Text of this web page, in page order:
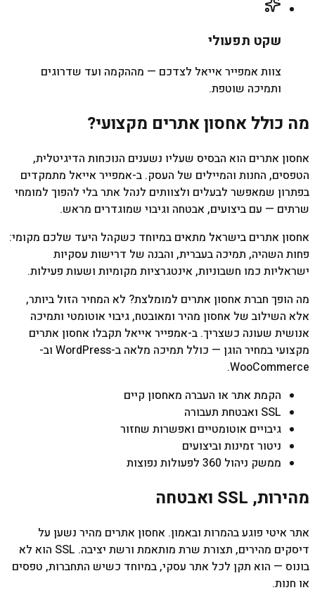
שקט תפעולי
צוות אמפייר אייאל לצדכם — מההקמה ועד שדרוגים
ותמיכה שוטפת.
מה כולל אחסון אתרים מקצועי?
אחסון אתרים הוא הבסיס שעליו נשענים הנוכחות הדיגיטלית,
הטפסים, החנות והמיילים של העסק. ב-אמפייר אייאל מתמקדים
בפתרון שמאפשר לבעלים ולצוותים לנהל אתר בלי להפוך למומחי
שרתים — עם ביצועים, אבטחה וגיבוי שמוגדרים מראש.
אחסון אתרים בישראל מתאים במיוחד כשקהל היעד שלכם מקומי:
פחות השהיה, תמיכה בעברית, והבנה של דרישות עסקיות
ישראליות כמו חשבוניות, אינטגרציות מקומיות ושעות פעילות.
מה הופך חברת אחסון אתרים למומלצת? לא המחיר הזול ביותר,
אלא השילוב של אחסון מהיר ומאובטח, גיבוי אוטומטי ותמיכה
אנושית שעונה כשצריך. ב-אמפייר אייאל תקבלו אחסון אתרים
מקצועי במחיר הוגן — כולל תמיכה מלאה ב-WordPress וב-
WooCommerce.
הקמת אתר או העברה מאחסון קיים
SSL ואבטחת תעבורה
גיבויים אוטומטיים ואפשרות שחזור
ניטור זמינות וביצועים
ממשק ניהול 360 לפעולות נפוצות
מהירות, SSL ואבטחה
אתר איטי פוגע בהמרות ובאמון. אחסון אתרים מהיר נשען על
דיסקים מהירים, תצורת שרת מותאמת ורשת יציבה. SSL הוא לא
בונוס — הוא תקן לכל אתר עסקי, במיוחד כשיש התחברות, טפסים
או חנות.